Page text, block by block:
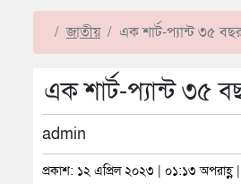
জাতীয় এক শার্ট-প্যান্ট ৩৫
এক শার্ট-প্যান্ট ৩৫
admin
প্রকাশ: ১২ এপ্রিল ২০২৩ | ০১:১৩